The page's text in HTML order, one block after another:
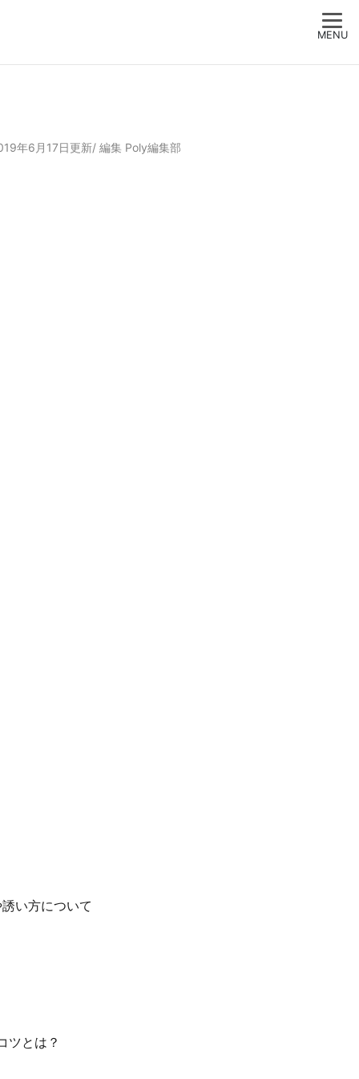
MENU
年6月17日更新/ 編集 Poly編集部
い方について
ツとは？